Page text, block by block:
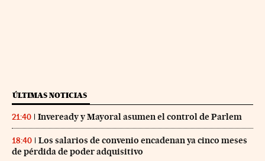
ÚLTIMAS NOTICIAS
21:40 Inveready y Mayoral asumen el control de Parlem
18:40
Los salarios de convenio encadenan ya cinco meses
de pérdida de poder adquisitivo